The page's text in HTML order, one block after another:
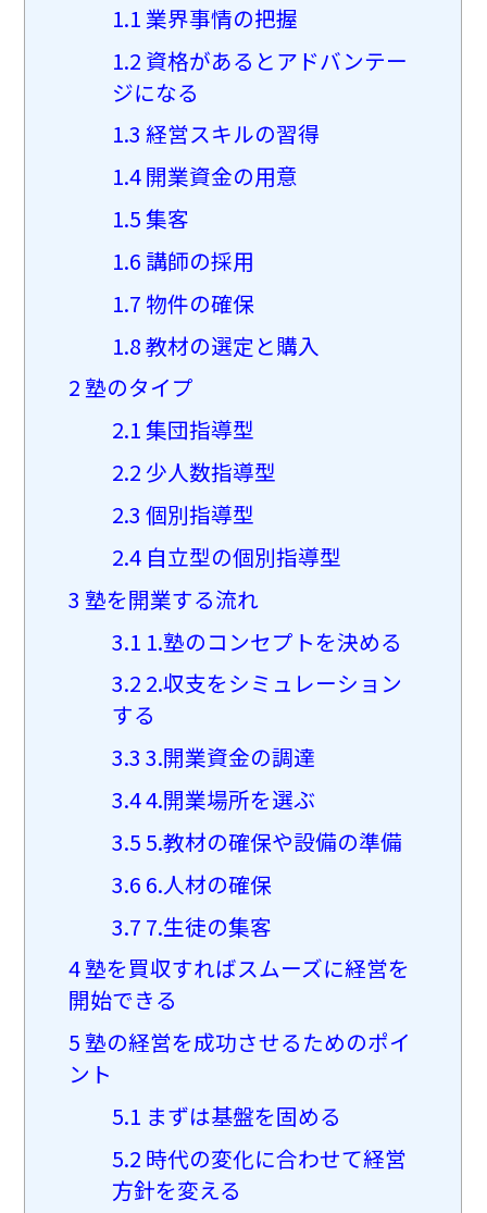
1.1 業界事情の把握
1.2 資格があるとアドバンテー
ジになる
1.3 経営スキルの習得
1.4開業資金の用意
1.5集客
1.6 講師の採用
1.7 物件の確保
1.8教材の選定と購入
2塾のタイプ
2.1集団指導型
2.2 少人数指導型
2.3 個別指導型
2.4自立型の個別指導型
3 塾を開業する流れ
3.1 1.塾のコンセプトを決める
3.2 2.収支をシミュレーション
する
3.3 3.開業資金の調達
3.44.開業場所を選ぶ
3.55.教材の確保や設備の準備
3.6 6.人材の確保
3.7 7.生徒の集客
4塾を買収すればスムーズに経営を
開始できる
5塾の経営を成功させるためのポイ
ント
5.1 まずは基盤を固める
5.2 時代の変化に合わせて経営
方針を変える